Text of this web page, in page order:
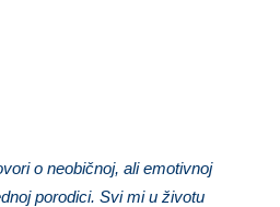
o neobičnoj, ali emotivnoj
porodici. Svi mi u životu